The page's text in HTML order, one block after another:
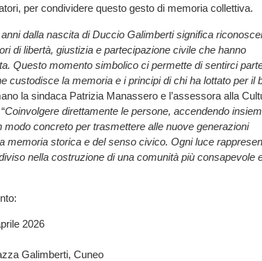
per condividere questo gesto di memoria collettiva.
anni dalla nascita di Duccio Galimberti significa
di libertà, giustizia e partecipazione civile che hanno
Questo momento simbolico ci permette di sentirci
custodisce la memoria e i principi di chi ha lottato per il
la sindaca Patrizia Manassero e l’assessora alla
Coinvolgere direttamente le persone, accendendo
modo concreto per trasmettere alle nuove generazioni
memoria storica e del senso civico. Ogni luce
nella costruzione di una comunità più consapevole
2026
Galimberti, Cuneo